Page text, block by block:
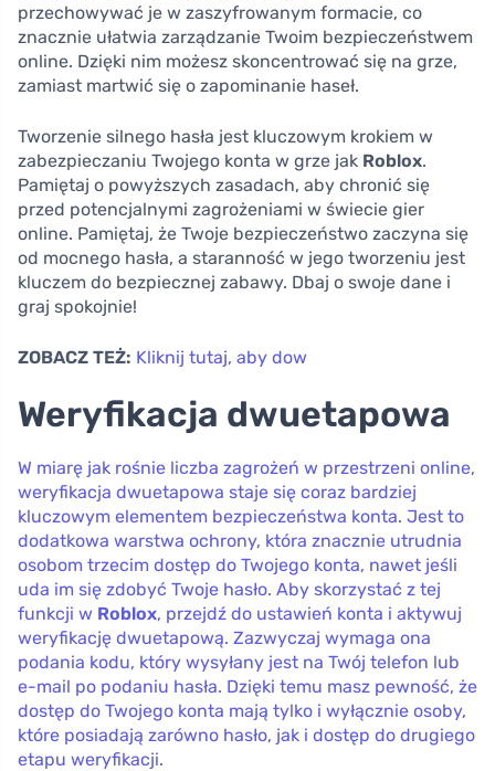
przechowywać je w zaszyfrowanym formacie, co
znacznie ułatwia zarządzanie Twoim bezpieczeństwem
online. Dzięki nim możesz skoncentrować się na grze,
zamiast martwić się o zapominanie haseł.
Tworzenie silnego hasła jest kluczowym krokiem w
zabezpieczaniu Twojego konta w grze jak Roblox.
Pamiętaj o powyższych zasadach, aby chronić się
przed potencjalnymi zagrożeniami w świecie gier
online. Pamiętaj, że Twoje bezpieczeństwo zaczyna się
od mocnego hasła, a staranność w jego tworzeniu jest
kluczem do bezpiecznej zabawy. Dbaj o swoje dane i
graj spokojnie!
ZOBACZ TEŻ: Kliknij tutaj, aby dow
Weryfikacja dwuetapowa
W miarę jak rośnie liczba zagrożeń w przestrzeni online,
weryfikacja dwuetapowa staje się coraz bardziej
kluczowym elementem bezpieczeństwa konta. Jest to
dodatkowa warstwa ochrony, która znacznie utrudnia
osobom trzecim dostęp do Twojego konta, nawet jeśli
uda im się zdobyć Twoje hasło. Aby skorzystać z tej
funkcji w Roblox, przejdź do ustawień konta i aktywuj
weryfikację dwuetapową. Zazwyczaj wymaga ona
podania kodu, który wysyłany jest na Twój telefon lub
e-mail po podaniu hasła. Dzięki temu masz pewność, że
dostęp do Twojego konta mają tylko i wyłącznie osoby,
które posiadają zarówno hasło, jak i dostęp do drugiego
etapu weryfikacji.